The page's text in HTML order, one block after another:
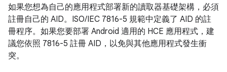
如果您想為自己的應用程式部署新的讀取器基礎架構，必須
註冊自己的 AID。ISO/IEC 7816-5 規範中定義了 AID 的註
冊程序。如果您要部署 Android 適用的 HCE 應用程式，建
議您依照 7816-5 註冊 AID，以免與其他應用程式發生衝
突。